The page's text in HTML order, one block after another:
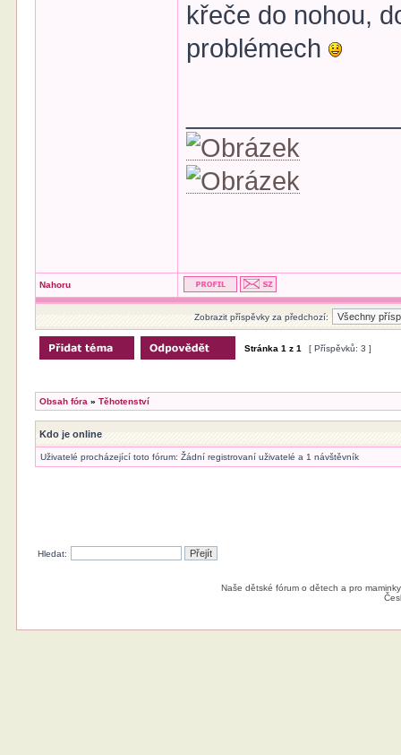
křeče do nohou,
problémech
Nahoru
Zobrazit příspěvky za předchozí:
Stránka1 z1 [ Příspěvků: 3 ]
Obsah fóra »Těhotenství
Kdo je online
Uživatelé procházející toto fórum: Žádní registrovaní uživatelé a 1 návštěvník
Hledat:
Naše dětské fórum o dětech a pro